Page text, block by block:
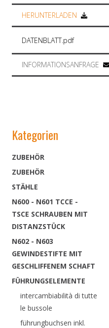
Kategorien
ZUBEHÖR
ZUBEHÖR
STÄHLE
N600 - N601 TCCE -
TSCE SCHRAUBEN MIT
DISTANZSTÜCK
N602 - N603
GEWINDESTIFTE MIT
GESCHLIFFENEM SCHAFT
FÜHRUNGSELEMENTE
intercambiabilità di tutte
le bussole
führungbuchsen inkl.
HERUNTERLADEN
DATENBLATT.pdf
INFORMATIONSANFRAGE